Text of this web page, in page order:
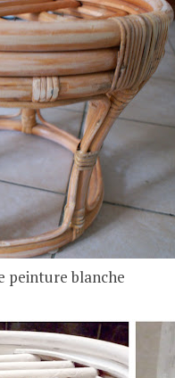
peinture blanche